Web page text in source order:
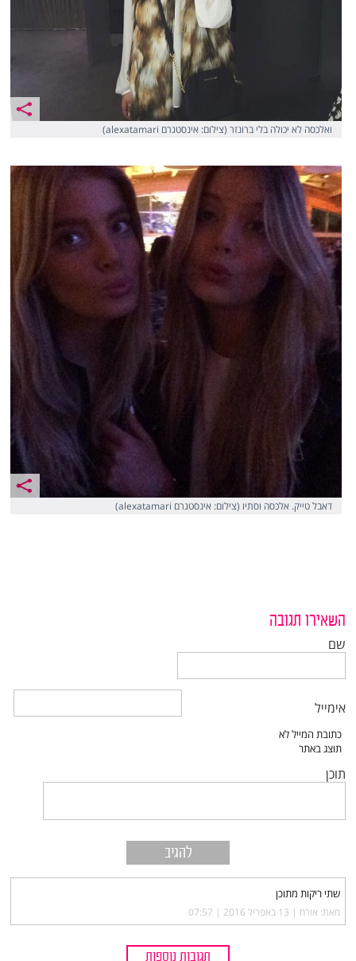
ואלכסה לא יכולה בלי ברונזר (צילום: אינסטגרם alexatamari)
דאבל טייק. אלכסה וסתיו (צילום: אינסטגרם alexatamari)
השאירו תגובה
שם
אימייל
תוכן
שתי ריקות מתוכן
מאת: אורח |‏ 13 באפריל 2016 | 07:57
תגובות נוספות